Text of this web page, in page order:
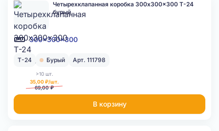
300x300x300
Четырехклапанная коробка 300x300x300 Т-24
бурый
Т-24 Бурый Арт. 111798
>10 шт.
35,00 ₽/шт.
69,00 ₽
В корзину